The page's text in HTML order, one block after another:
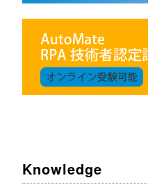
Knowledge